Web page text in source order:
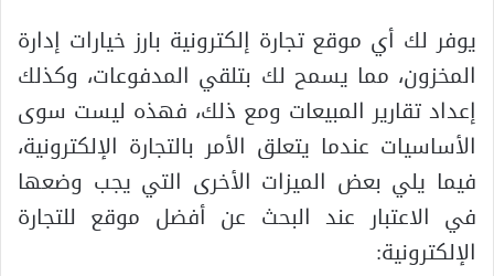
يوفر لك أي موقع تجارة إلكترونية بارز خيارات إدارة
المخزون، مما يسمح لك بتلقي المدفوعات، وكذلك
إعداد تقارير المبيعات ومع ذلك، فهذه ليست سوى
الأساسيات عندما يتعلق الأمر بالتجارة الإلكترونية،
فيما يلي بعض الميزات الأخرى التي يجب وضعها
في الاعتبار عند البحث عن أفضل موقع للتجارة
الإلكترونية: